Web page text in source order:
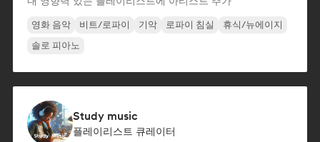
영화 음악 비트/로파이 기악 로파이 침실
휴식/뉴에이지
솔로 피아노
Study music
플레이리스트 큐레이터